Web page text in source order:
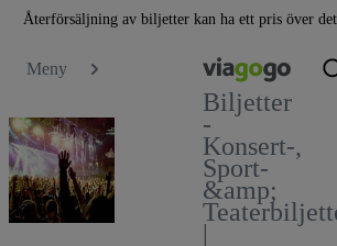
Återförsäljning av biljetter kan ha ett pris över
Meny
Biljetter
-
Konsert-,
Sport-
&amp;
|